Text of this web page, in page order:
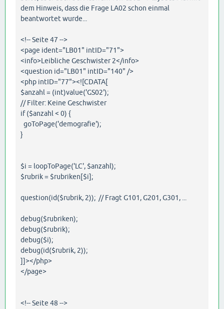
dem Hinweis, dass die Frage LA02 schon einmal
beantwortet wurde...
<!-- Seite 47 -->
<page ident="LB01" intID="71">
<info>Leibliche Geschwister 2</info>
<question id="LB01" intID="140" />
<php intID="77"><![CDATA[
$anzahl = (int)value('GS02');
// Filter: Keine Geschwister
if ($anzahl < 0) {
goToPage('demografie');
}
$i = loopToPage('LC', $anzahl);
$rubrik = $rubriken[$i];
question(id($rubrik, 2)); // Fragt G101, G201, G301, ...
debug($rubriken);
debug($rubrik);
debug($i);
debug(id($rubrik, 2));
]]></php>
</page>
<!-- Seite 48 -->